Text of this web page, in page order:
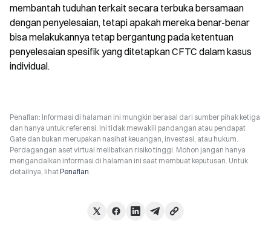
membantah tuduhan terkait secara terbuka bersamaan
dengan penyelesaian, tetapi apakah mereka benar-benar
bisa melakukannya tetap bergantung pada ketentuan
penyelesaian spesifik yang ditetapkan CFTC dalam kasus
individual.
Penafian: Informasi di halaman ini mungkin berasal dari sumber pihak ketiga
dan hanya untuk referensi. Ini tidak mewakili pandangan atau pendapat
Gate dan bukan merupakan nasihat keuangan, investasi, atau hukum.
Perdagangan aset virtual melibatkan risiko tinggi. Mohon jangan hanya
mengandalkan informasi di halaman ini saat membuat keputusan. Untuk
detailnya, lihatPenafian